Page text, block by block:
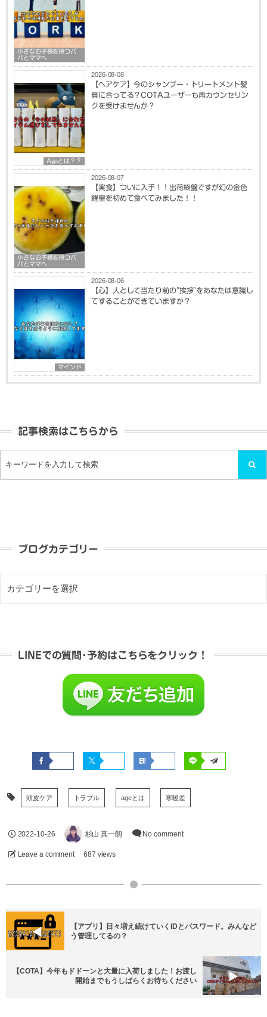
小さなお子様を持つパ
パとママへ
Ageとは？？
2026-08-08
【ヘアケア】今のシャンプー・トリートメント髪
質に合ってる？COTAユーザーも再カウンセリン
グを受けませんか？
小さなお子様を持つパ
パとママへ
2026-08-07
【実食】ついに入手！！出荷終盤ですが幻の金色
羅皇を初めて食べてみました！！
マインド
2026-08-06
【心】人として当たり前の”挨拶”をあなたは意識し
てすることができていますか？
記事検索はこちらから
ブログカテゴリー
LINEでの質問･予約はこちらをクリック！
頭皮ケア トラブル ageとは 寒暖差
2022-10-26 杉山 真一朗 No comment
Leave a comment 687 views
【アプリ】日々増え続けていくIDとパスワード。みんなど
う管理してるの？
【COTA】今年もドドーンと大量に入荷しました！お渡し
開始までもうしばらくお待ちください